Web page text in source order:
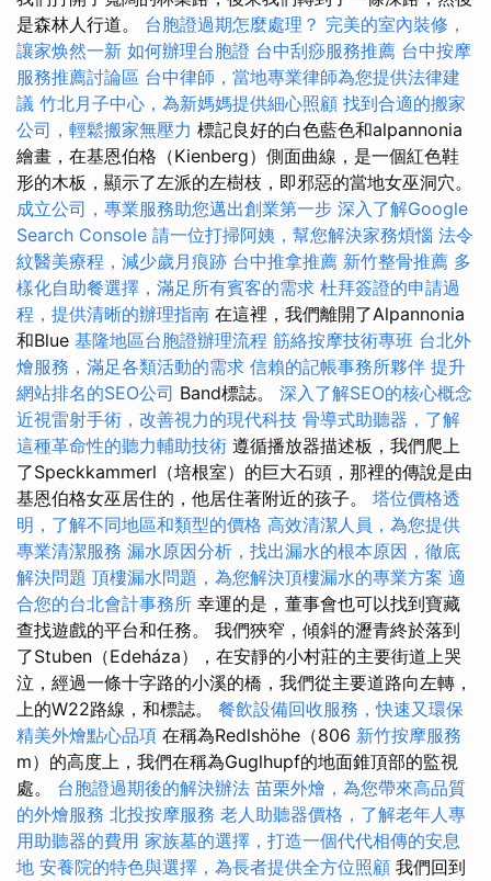
是森林人行道。 台胞證過期怎麼處理？ 完美的室內裝修，
讓家焕然一新 如何辦理台胞證 台中刮痧服務推薦 台中按摩
服務推薦討論區 台中律師，當地專業律師為您提供法律建
議 竹北月子中心，為新媽媽提供細心照顧 找到合適的搬家
公司，輕鬆搬家無壓力 標記良好的白色藍色和alpannonia
繪畫，在基恩伯格（Kienberg）側面曲線，是一個紅色鞋
形的木板，顯示了左派的左樹枝，即邪惡的當地女巫洞穴。
成立公司，專業服務助您邁出創業第一步 深入了解Google
Search Console 請一位打掃阿姨，幫您解決家務煩惱 法令
紋醫美療程，減少歲月痕跡 台中推拿推薦 新竹整骨推薦 多
樣化自助餐選擇，滿足所有賓客的需求 杜拜簽證的申請過
程，提供清晰的辦理指南 在這裡，我們離開了Alpannonia
和Blue 基隆地區台胞證辦理流程 筋絡按摩技術專班 台北外
燴服務，滿足各類活動的需求 信賴的記帳事務所夥伴 提升
網站排名的SEO公司 Band標誌。 深入了解SEO的核心概念
近視雷射手術，改善視力的現代科技 骨導式助聽器，了解
這種革命性的聽力輔助技術 遵循播放器描述板，我們爬上
了Speckkammerl（培根室）的巨大石頭，那裡的傳說是由
基恩伯格女巫居住的，他居住著附近的孩子。 塔位價格透
明，了解不同地區和類型的價格 高效清潔人員，為您提供
專業清潔服務 漏水原因分析，找出漏水的根本原因，徹底
解決問題 頂樓漏水問題，為您解決頂樓漏水的專業方案 適
合您的台北會計事務所 幸運的是，董事會也可以找到寶藏
查找遊戲的平台和任務。 我們狹窄，傾斜的瀝青終於落到
了Stuben（Edeháza），在安靜的小村莊的主要街道上哭
泣，經過一條十字路的小溪的橋，我們從主要道路向左轉，
上的W22路線，和標誌。 餐飲設備回收服務，快速又環保
精美外燴點心品項 在稱為Redlshöhe（806 新竹按摩服務
m）的高度上，我們在稱為Guglhupf的地面錐頂部的監視
處。 台胞證過期後的解決辦法 苗栗外燴，為您帶來高品質
的外燴服務 北投按摩服務 老人助聽器價格，了解老年人專
用助聽器的費用 家族墓的選擇，打造一個代代相傳的安息
地 安養院的特色與選擇，為長者提供全方位照顧 我們回到